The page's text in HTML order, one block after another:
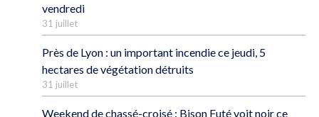
vendredi
31 juillet
Près de Lyon : un important incendie ce jeudi, 5
hectares de végétation détruits
31 juillet
Weekend de chassé-croisé : Bison Futé voit noir ce